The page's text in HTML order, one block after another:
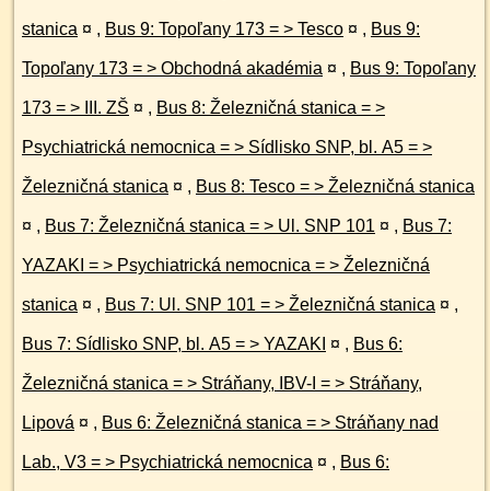
stanica ¤ , Bus 9: Topoľany 173 = > Tesco ¤ , Bus 9:
Topoľany 173 = > Obchodná akadémia ¤ , Bus 9: Topoľany
173 = > III. ZŠ ¤ , Bus 8: Železničná stanica = >
Psychiatrická nemocnica = > Sídlisko SNP, bl. A5 = >
Železničná stanica ¤ , Bus 8: Tesco = > Železničná stanica
¤ , Bus 7: Železničná stanica = > Ul. SNP 101 ¤ , Bus 7:
YAZAKI = > Psychiatrická nemocnica = > Železničná
stanica ¤ , Bus 7: Ul. SNP 101 = > Železničná stanica ¤ ,
Bus 7: Sídlisko SNP, bl. A5 = > YAZAKI ¤ , Bus 6:
Železničná stanica = > Stráňany, IBV-I = > Stráňany,
Lipová ¤ , Bus 6: Železničná stanica = > Stráňany nad
Lab., V3 = > Psychiatrická nemocnica ¤ , Bus 6: